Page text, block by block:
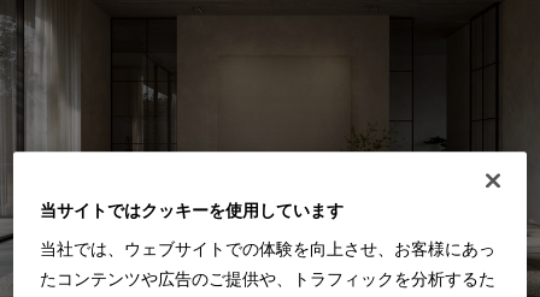
当サイトではクッキーを使用しています
当社では、ウェブサイトでの体験を向上させ、お客様にあっ
たコンテンツや広告のご提供や、トラフィックを分析するた